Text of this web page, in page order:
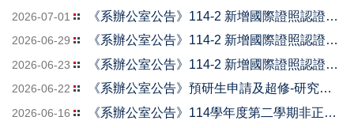
2026-07-01 《系辦公室公告》114-2 新增國際證照認證代碼(1150630)
2026-06-29 《系辦公室公告》114-2 新增國際證照認證代碼(1150629)
2026-06-23 《系辦公室公告》114-2 新增國際證照認證代碼(1150623)
2026-06-22 《系辦公室公告》預研生申請及超修-研究所課程選課單
2026-06-16 《系辦公室公告》114學年度第二學期非正式課程審核(演講、社團活動、競賽)通過名單